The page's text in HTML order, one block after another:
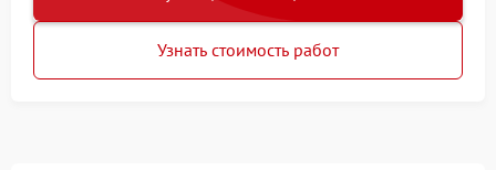
Узнать стоимость работ